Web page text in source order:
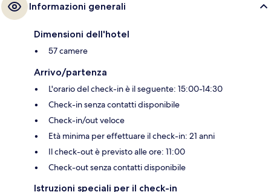
Informazioni generali
Dimensioni dell'hotel
57 camere
Arrivo/partenza
L'orario del check-in è il seguente: 15:00-14:30
Check-in senza contatti disponibile
Check-in/out veloce
Età minima per effettuare il check-in: 21 anni
Il check-out è previsto alle ore: 11:00
Check-out senza contatti disponibile
Istruzioni speciali per il check-in